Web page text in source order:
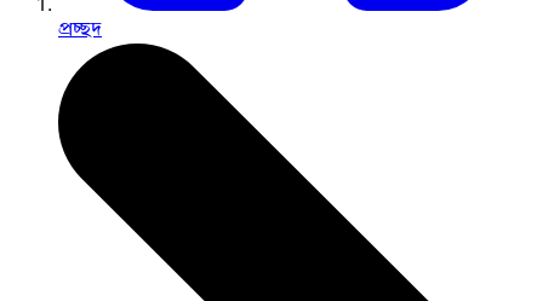
প্রচ্ছদ